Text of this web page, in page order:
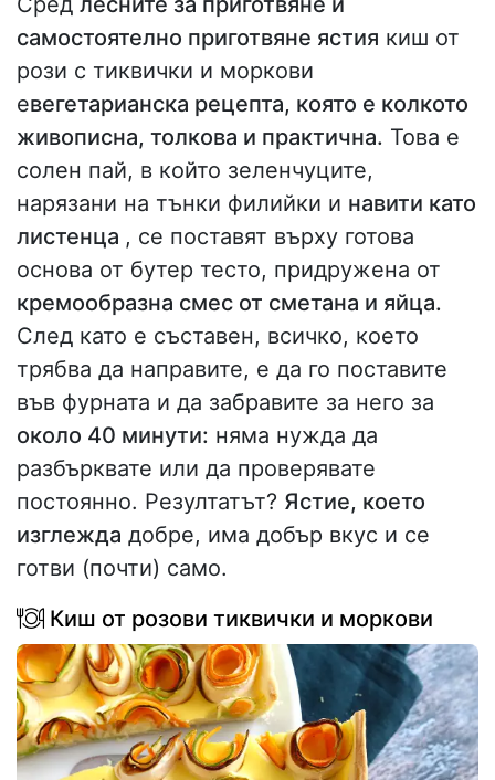
самостоятелно приготвяне ястия киш от
рози с тиквички и моркови
евегетарианска рецепта, която е колкото
живописна, толкова и практична. Това е
солен пай, в който зеленчуците,
нарязани на тънки филийки и навити като
листенца , се поставят върху готова
основа от бутер тесто, придружена от
кремообразна смес от сметана и яйца.
След като е съставен, всичко, което
трябва да направите, е да го поставите
във фурната и да забравите за него за
около 40 минути: няма нужда да
разбърквате или да проверявате
постоянно. Резултатът? Ястие, което
изглежда добре, има добър вкус и се
готви (почти) само.
Киш от розови тиквички и моркови